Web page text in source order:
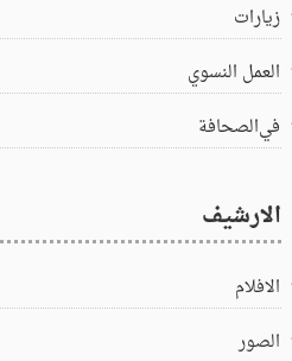
زيارات
العمل النسوي
في‌الصحافة
الارشيف
الافلام
الصور